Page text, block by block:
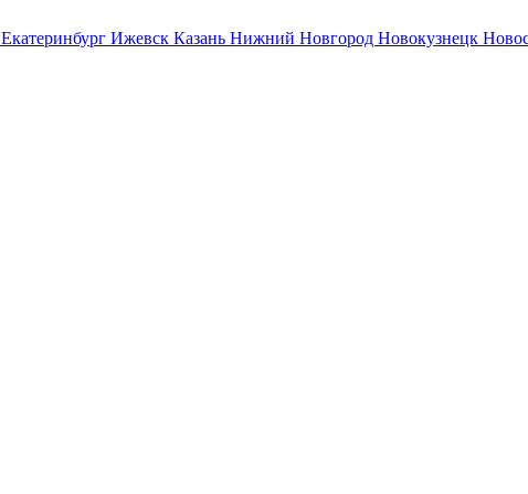
Екатеринбург Ижевск Казань Нижний Новгород Новокузнецк